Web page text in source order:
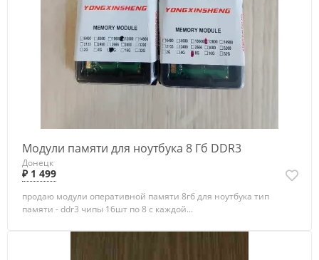
Модули памяти для ноутбука 8 Гб DDR3
Донецк
₽ 1 499
продаю модули оперативной памяти 8гб для ноутбука тип
памяти - ddr3 чипы 16шт по 8 с каждой...